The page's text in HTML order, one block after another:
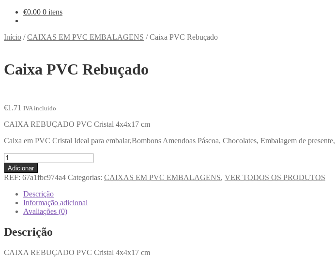
€0.00 0 itens
Início /CAIXAS EM PVC EMBALAGENS /Caixa PVC Rebuçado
Caixa PVC Rebuçado
€1.71 IVA incluido
CAIXA REBUÇADO PVC Cristal 4x4x17 cm
Caixa em PVC Cristal Ideal para embalar,Bombons Amendoas Páscoa, Chocolates, Embalagem de presente,
Adicionar
REF: 67a1fbc974a4 Categorias: CAIXAS EM PVC EMBALAGENS, VER TODOS OS PRODUTOS
Descrição
Informação adicional
Avaliações (0)
Descrição
CAIXA REBUÇADO PVC Cristal 4x4x17 cm